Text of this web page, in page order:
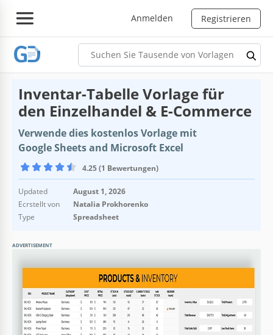
Anmelden Registrieren
Inventar-Tabelle Vorlage für
den Einzelhandel & E-Commerce
Verwende dies kostenlos Vorlage mit
Google Sheets and Microsoft Excel
4.25 (1 Bewertungen)
Updated
August 1, 2026
Ecrstellt von
Natalia Prokhorenko
Type
Spreadsheet
ADVERTISEMENT